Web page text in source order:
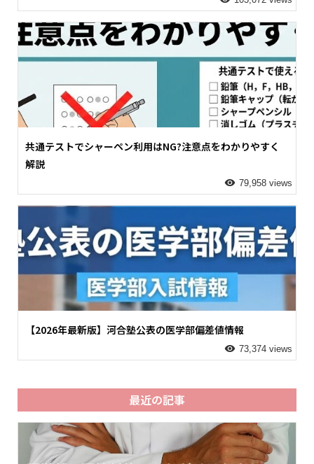
共通テストでシャーペン利用はNG?注意点をわかりやすく
解説
79,958 views
【2026年最新版】河合塾公表の医学部偏差値情報
73,374 views
最近の記事